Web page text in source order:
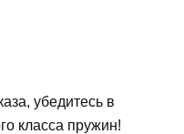
убедитесь в
класса пружин!